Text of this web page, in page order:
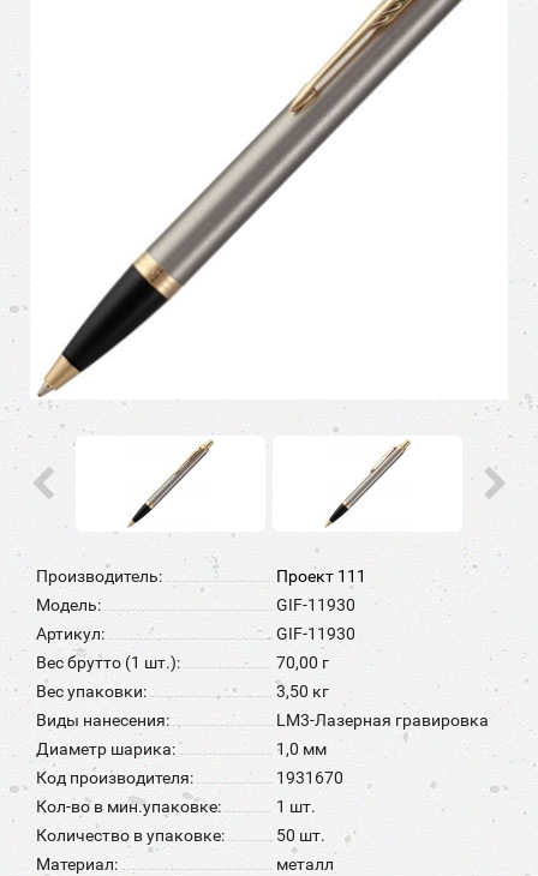
Производитель:
Проект 111
Модель:
GIF-11930
Артикул:
GIF-11930
Вес брутто (1 шт.):
70,00 г
Вес упаковки:
3,50 кг
Виды нанесения:
LM3-Лазерная гравировка
Диаметр шарика:
1,0 мм
Код производителя:
1931670
Кол-во в мин.упаковке:
1 шт.
Количество в упаковке:
50 шт.
Материал:
металл